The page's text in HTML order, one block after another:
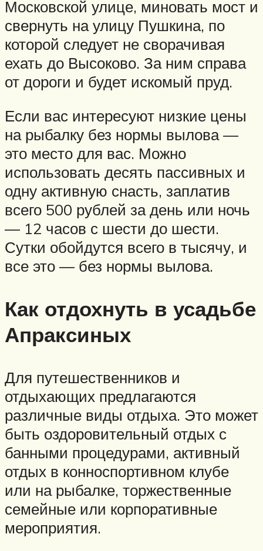
Московской улице, миновать мост и
свернуть на улицу Пушкина, по
которой следует не сворачивая
ехать до Высоково. За ним справа
от дороги и будет искомый пруд.
Если вас интересуют низкие цены
на рыбалку без нормы вылова —
это место для вас. Можно
использовать десять пассивных и
одну активную снасть, заплатив
всего 500 рублей за день или ночь
— 12 часов с шести до шести.
Сутки обойдутся всего в тысячу, и
все это — без нормы вылова.
Как отдохнуть в усадьбе
Апраксиных
Для путешественников и
отдыхающих предлагаются
различные виды отдыха. Это может
быть оздоровительный отдых с
банными процедурами, активный
отдых в конноспортивном клубе
или на рыбалке, торжественные
семейные или корпоративные
мероприятия.